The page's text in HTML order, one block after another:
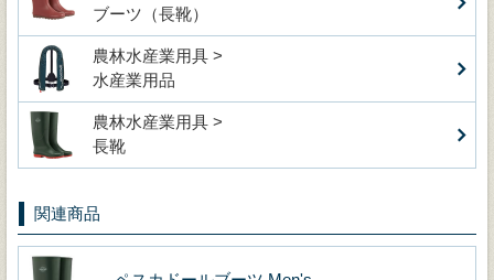
ブーツ（長靴）
農林水産業用具 >
水産業用品
農林水産業用具 >
長靴
関連商品